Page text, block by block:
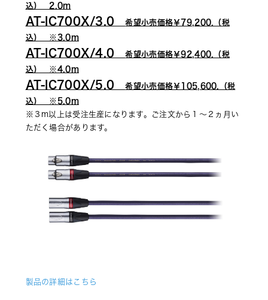
込）　2.0m
AT-IC700X/3.0 希望小売価格￥79,200.（税
込）　※3.0m
AT-IC700X/4.0 希望小売価格￥92,400.（税
込）　※4.0m
AT-IC700X/5.0 希望小売価格￥105,600.（税
込）　※5.0m
※３m以上は受注生産になります。ご注文から１～２ヵ月い
ただく場合があります。
製品の詳細はこちら